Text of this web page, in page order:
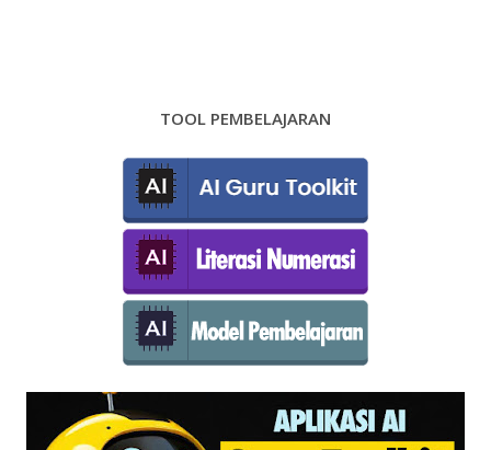
TOOL PEMBELAJARAN